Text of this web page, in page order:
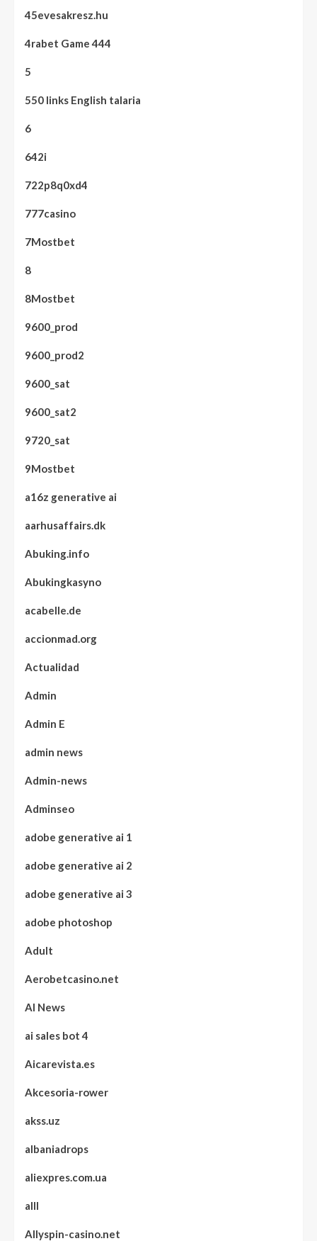
45evesakresz.hu
4rabet Game 444
5
550 links English talaria
6
642i
722p8q0xd4
777casino
7Mostbet
8
8Mostbet
9600_prod
9600_prod2
9600_sat
9600_sat2
9720_sat
9Mostbet
a16z generative ai
aarhusaffairs.dk
Abuking.info
Abukingkasyno
acabelle.de
accionmad.org
Actualidad
Admin
Admin E
admin news
Admin-news
Adminseo
adobe generative ai 1
adobe generative ai 2
adobe generative ai 3
adobe photoshop
Adult
Aerobetcasino.net
AI News
ai sales bot 4
Aicarevista.es
Akcesoria-rower
akss.uz
albaniadrops
aliexpres.com.ua
alll
Allyspin-casino.net